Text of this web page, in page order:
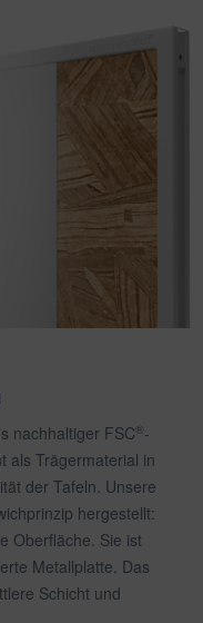
nachhaltiger FSC®-
als Trägermaterial in
der Tafeln. Unsere
hergestellt:
Oberfläche. Sie ist
Metallplatte. Das
Schicht und